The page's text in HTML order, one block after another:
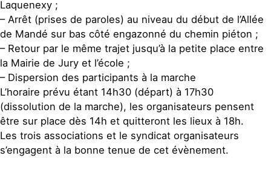
Laquenexy ;
– Arrêt (prises de paroles) au niveau du début de l’Allée
de Mandé sur bas côté engazonné du chemin piéton ;
– Retour par le même trajet jusqu’à la petite place entre
la Mairie de Jury et l’école ;
– Dispersion des participants à la marche
L’horaire prévu étant 14h30 (départ) à 17h30
(dissolution de la marche), les organisateurs pensent
être sur place dès 14h et quitteront les lieux à 18h.
Les trois associations et le syndicat organisateurs
s’engagent à la bonne tenue de cet évènement.